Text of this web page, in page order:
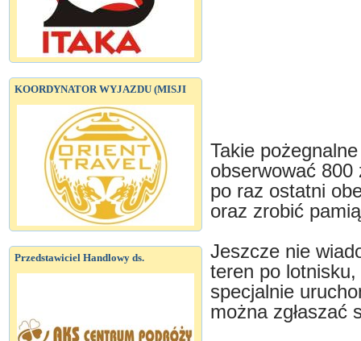
KOORDYNATOR WYJAZDU (MISJI
Przedstawiciel Handlowy ds.
Takie
obserwować
po raz ostatni
oraz zrobić
Jeszcze nie
teren po
specjalnie
można zgłaszać